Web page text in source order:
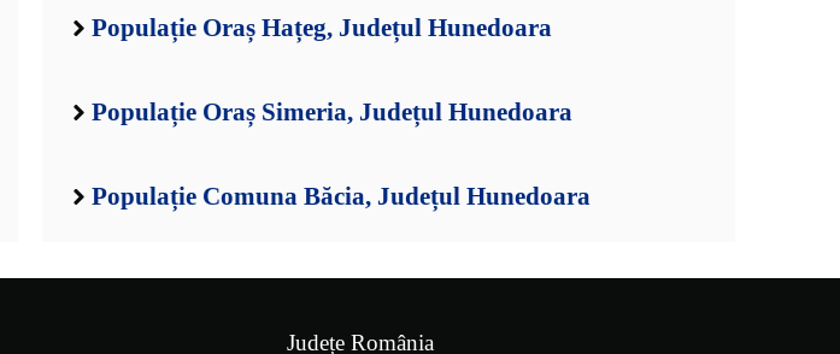
Populație Oraș Hațeg, Județul Hunedoara
Populație Oraș Simeria, Județul Hunedoara
Populație Comuna Băcia, Județul Hunedoara
Județe România